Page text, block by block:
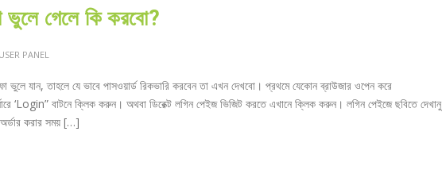
গেলে কি করবো?
PANEL
যান, তাহলে যে ভাবে পাসওয়ার্ড রিকভারি করবেন তা এখন দেখবো। প্রথমে যেকোন ব্রাউজার ওপেন করে
বাটনে ক্লিক করুন। অথবা ডিরেক্ট লগিন পেইজ ভিজিট করতে এখানে ক্লিক করুন। লগিন পেইজে ছবিতে দেখানু
করার সময় […]